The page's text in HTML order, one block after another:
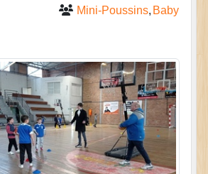
Mini-Poussins Baby